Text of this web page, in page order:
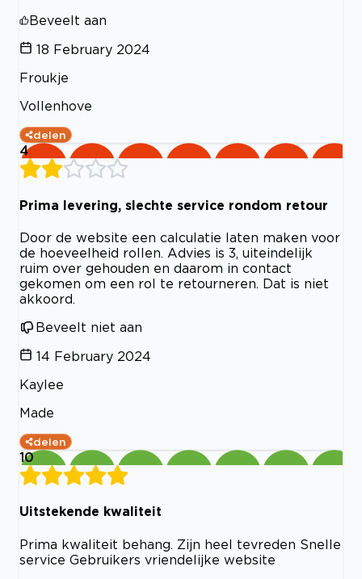
Beveelt aan
18 February 2024
Froukje
Vollenhove
delen
4
Prima levering, slechte service rondom retour
Door de website een calculatie laten maken voor
de hoeveelheid rollen. Advies is 3, uiteindelijk
ruim over gehouden en daarom in contact
gekomen om een rol te retourneren. Dat is niet
akkoord.
Beveelt niet aan
14 February 2024
Kaylee
Made
delen
10
Uitstekende kwaliteit
Prima kwaliteit behang. Zijn heel tevreden Snelle
service Gebruikers vriendelijke website